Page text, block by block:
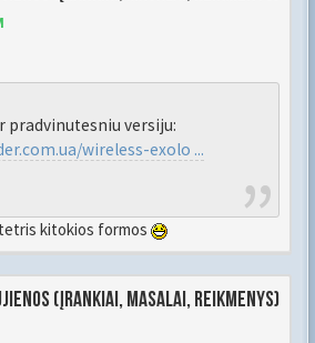
pradvinutesniu versiju:
wireless-exolo ...
kitokios formos
(įrankiai, masalai, reikmenys)